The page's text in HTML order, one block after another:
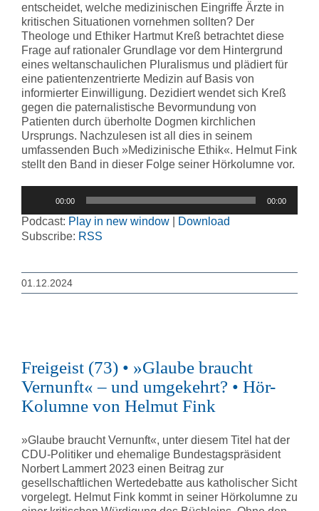
entscheidet, welche medizinischen Eingriffe Ärzte in
kritischen Situationen vornehmen sollten? Der
Theologe und Ethiker Hartmut Kreß betrachtet diese
Frage auf rationaler Grundlage vor dem Hintergrund
eines weltanschaulichen Pluralismus und plädiert für
eine patientenzentrierte Medizin auf Basis von
informierter Einwilligung. Dezidiert wendet sich Kreß
gegen die paternalistische Bevormundung von
Patienten durch überholte Dogmen kirchlichen
Ursprungs. Nachzulesen ist all dies in seinem
umfassenden Buch »Medizinische Ethik«. Helmut Fink
stellt den Band in dieser Folge seiner Hörkolumne vor.
00:00 00:00
Podcast: Play in new window
Download
Subscribe: RSS
01.12.2024
Freigeist (73) • »Glaube braucht
Vernunft« – und umgekehrt? • Hör-
Kolumne von Helmut Fink
»Glaube braucht Vernunft«, unter diesem Titel hat der
CDU-Politiker und ehemalige Bundestagspräsident
Norbert Lammert 2023 einen Beitrag zur
gesellschaftlichen Wertedebatte aus katholischer Sicht
vorgelegt. Helmut Fink kommt in seiner Hörkolumne zu